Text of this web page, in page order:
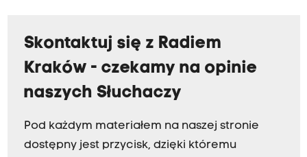
Skontaktuj się z Radiem
Kraków - czekamy na opinie
naszych Słuchaczy
Pod każdym materiałem na naszej stronie
dostępny jest przycisk, dzięki któremu